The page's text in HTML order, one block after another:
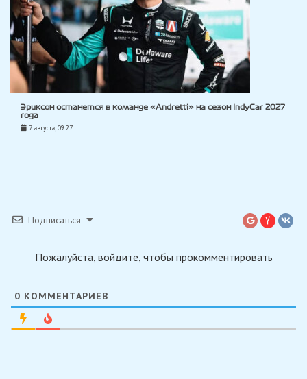
Эриксон останется в команде «Andretti» на сезон IndyCar 2027
года
7 августа, 09:27
Подписаться
Пожалуйста, войдите, чтобы прокомментировать
0 КОММЕНТАРИЕВ